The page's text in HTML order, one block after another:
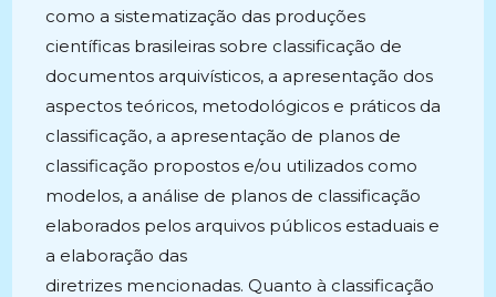
como a sistematização das produções
científicas brasileiras sobre classificação de
documentos arquivísticos, a apresentação dos
aspectos teóricos, metodológicos e práticos da
classificação, a apresentação de planos de
classificação propostos e/ou utilizados como
modelos, a análise de planos de classificação
elaborados pelos arquivos públicos estaduais e
a elaboração das
diretrizes mencionadas. Quanto à classificação